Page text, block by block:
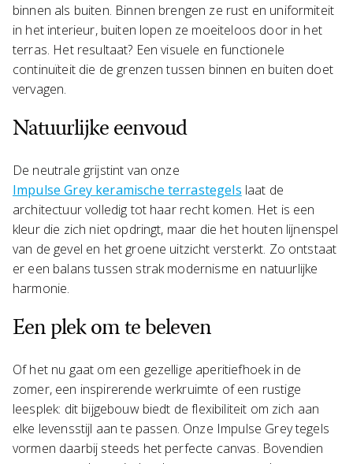
binnen als buiten. Binnen brengen ze rust en uniformiteit
in het interieur, buiten lopen ze moeiteloos door in het
terras. Het resultaat? Een visuele en functionele
continuïteit die de grenzen tussen binnen en buiten doet
vervagen.
Natuurlijke eenvoud
De neutrale grijstint van onze
Impulse Grey keramische terrastegels laat de
architectuur volledig tot haar recht komen. Het is een
kleur die zich niet opdringt, maar die het houten lijnenspel
van de gevel en het groene uitzicht versterkt. Zo ontstaat
er een balans tussen strak modernisme en natuurlijke
harmonie.
Een plek om te beleven
Of het nu gaat om een gezellige aperitiefhoek in de
zomer, een inspirerende werkruimte of een rustige
leesplek: dit bijgebouw biedt de flexibiliteit om zich aan
elke levensstijl aan te passen. Onze Impulse Grey tegels
vormen daarbij steeds het perfecte canvas. Bovendien